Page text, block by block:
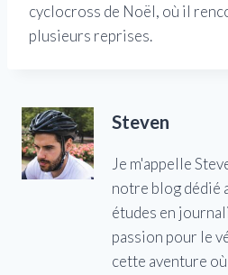
cyclocross de Noël, où il
plusieurs reprises.
Steven
Je m'appelle
notre blog dédié
études en
passion pour le
cette aventure